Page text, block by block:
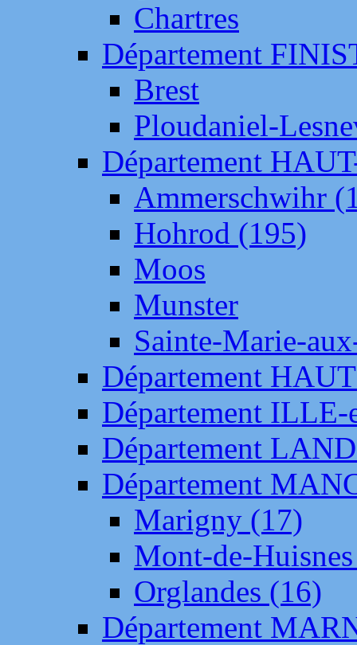
Chartres
Département
Brest
Ploudaniel-
Département
Ammerschwihr
Hohrod (195)
Moos
Munster
Sainte-Marie-
Département
Département
Département
Département
Marigny (17)
Mont-de-
Orglandes (16)
Département